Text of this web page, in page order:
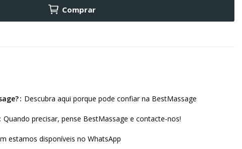
Comprar
Descubra aqui porque pode confiar na BestMassage
Quando precisar, pense BestMassage e contacte-nos!
estamos disponíveis no WhatsApp